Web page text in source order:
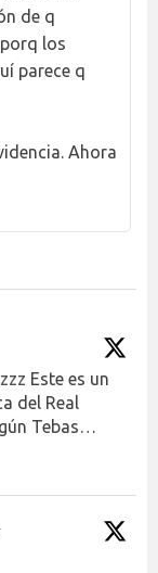
de q
los
parece q
Ahora
Este es un
del Real
Tebas…